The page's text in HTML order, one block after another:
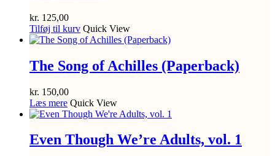
kr. 125,00
Tilføj til kurv Quick View
The Song of Achilles (Paperback)
kr. 150,00
Læs mere Quick View
Even Though We’re Adults, vol. 1